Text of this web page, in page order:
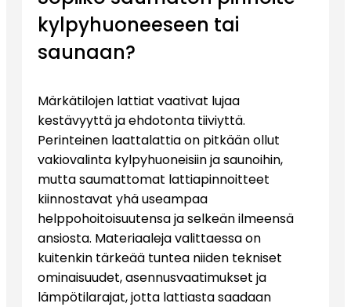
kylpyhuoneeseen tai
saunaan?
Märkätilojen lattiat vaativat lujaa
kestävyyttä ja ehdotonta tiiviyttä.
Perinteinen laattalattia on pitkään ollut
vakiovalinta kylpyhuoneisiin ja saunoihin,
mutta saumattomat lattiapinnoitteet
kiinnostavat yhä useampaa
helppohoitoisuutensa ja selkeän ilmeensä
ansiosta. Materiaaleja valittaessa on
kuitenkin tärkeää tuntea niiden tekniset
ominaisuudet, asennusvaatimukset ja
lämpötilarajat, jotta lattiasta saadaan